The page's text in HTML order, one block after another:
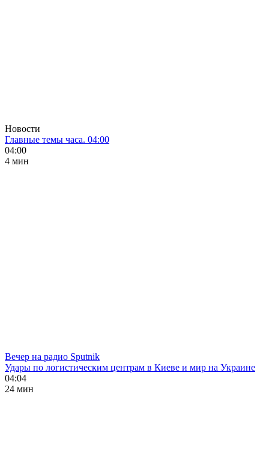
Новости
Главные темы часа. 04:00
04:00
4 мин
Вечер на радио Sputnik
Удары по логистическим центрам в Киеве и мир на Украине
04:04
24 мин